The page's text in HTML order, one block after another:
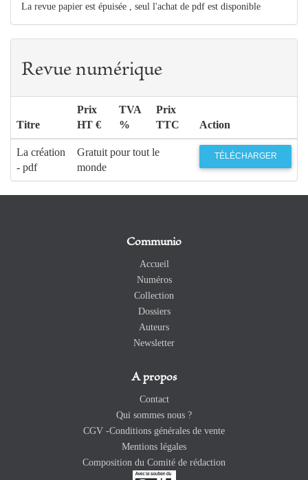
La revue papier est épuisée , seul l'achat de pdf est disponible
Revue numérique
Titre
Prix
HT €
TVA
%
Prix
TTC
Action
La création
- pdf
Gratuit pour tout le
monde
TÉLÉCHARGER
Communio
Accueil
Numéros
Collection
Dossiers
Auteurs
Newsletter
A propos
Contact
Qui sommes nous ?
CGV -Conditions générales de vente
Mentions légales
Composition du Comité de rédaction